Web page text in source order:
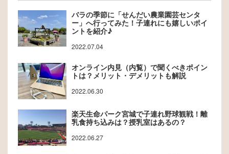
バラの季節に「せんだい農業園芸センタ
ー」へ行ってみた！子連れにも嬉しいポイ
ントを紹介♪
2022.07.04
オンライン内見（内覧）で聞くべきポイン
トは？メリット・デメリットも解説
2022.06.30
楽天生命パーク宮城で子連れ野球観戦！離
乳食持ち込みは？授乳室はあるの？
2022.06.27